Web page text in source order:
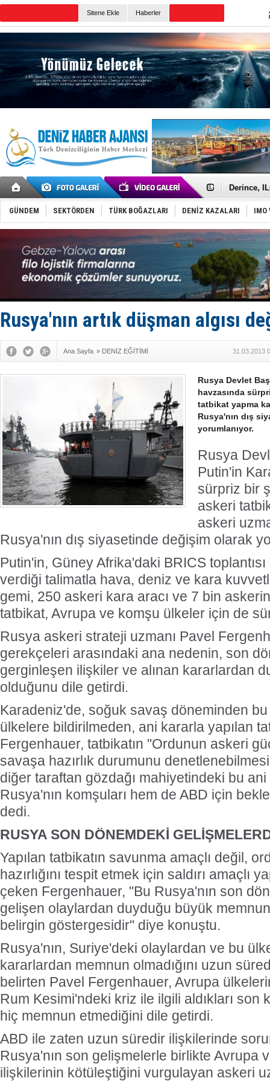
Sitene Ekle Haberler
Yüzyıl
Derince,
Tüpraş,
İTU AUV,
LNG
PROYAD,
Türkiye-
Türk
Deniz
DÖDER,
Fairline,
Baltık
Limana
GÜNDEM SEKTÖRDEN TÜRK BOĞAZLARI DENİZ KAZALARI IMO
Rusya'nın artık düşman algısı
Ana Sayfa » DENİZ EĞİTİMİ 31.03.2013
Rusya Devlet
havzasında
tatbikat yapma
Rusya'nın dış
yorumlanıyor.
Rusya
Putin'in
sürpriz bir
askeri
askeri
Rusya'nın dış siyasetinde değişim olarak
Putin'in, Güney Afrika'daki BRICS
verdiği talimatla hava, deniz ve kara
gemi, 250 askeri kara aracı ve 7 bin
tatbikat, Avrupa ve komşu ülkeler için de
Rusya askeri strateji uzmanı Pavel
gerekçeleri arasındaki ana nedenin, son
gerginleşen ilişkiler ve alınan kararlardan
olduğunu dile getirdi.
Karadeniz'de, soğuk savaş döneminden
ülkelere bildirilmeden, ani kararla yapılan
Fergenhauer, tatbikatın "Ordunun askeri
savaşa hazırlık durumunu denetlenebilmesi
diğer taraftan gözdağı mahiyetindeki bu
Rusya'nın komşuları hem de ABD için
dedi.
RUSYA SON DÖNEMDEKİ
Yapılan tatbikatın savunma amaçlı değil,
hazırlığını tespit etmek için saldırı amaçlı
çeken Fergenhauer, "Bu Rusya'nın son
gelişen olaylardan duyduğu büyük
belirgin göstergesidir" diye konuştu.
Rusya'nın, Suriye'deki olaylardan ve bu
kararlardan memnun olmadığını uzun
belirten Pavel Fergenhauer, Avrupa
Rum Kesimi'ndeki kriz ile ilgili aldıkları son
hiç memnun etmediğini dile getirdi.
ABD ile zaten uzun süredir ilişkilerinde
Rusya'nın son gelişmelerle birlikte Avrupa
ilişkilerinin kötüleştiğini vurgulayan askeri